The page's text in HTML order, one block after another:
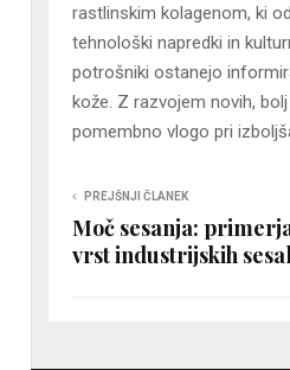
rastlinskim kolagenom, ki
tehnološki napredki in
potrošniki ostanejo
kože. Z razvojem novih,
pomembno vlogo pri
PREJŠNJI ČLANEK
Moč sesanja:
vrst industrijskih